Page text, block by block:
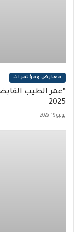
معارض ومؤتمرات
2025
يوليو 19, 2026